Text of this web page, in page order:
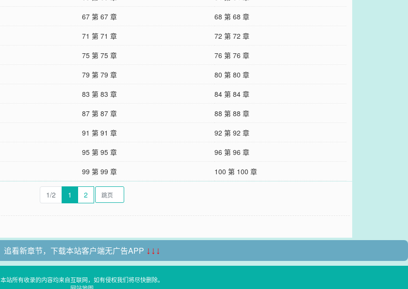
67 第 67 章
68 第 68 章
71 第 71 章
72 第 72 章
75 第 75 章
76 第 76 章
79 第 79 章
80 第 80 章
83 第 83 章
84 第 84 章
87 第 87 章
88 第 88 章
91 第 91 章
92 第 92 章
95 第 95 章
96 第 96 章
99 第 99 章 100 第 100 章
1/2 1 2
追看新章节，下载本站客户端无广告APP ↓↓↓
本站所有收录的内容均来自互联网，如有侵权我们将尽快删除。